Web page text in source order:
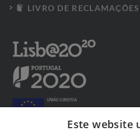
LIVRO DE
Este website